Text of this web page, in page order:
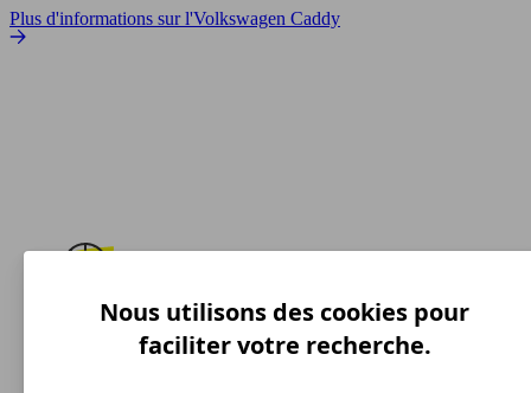
Plus d'informations sur l'Volkswagen Caddy
183 km/hNous utilisons des cookies pour
faciliter votre recherche.